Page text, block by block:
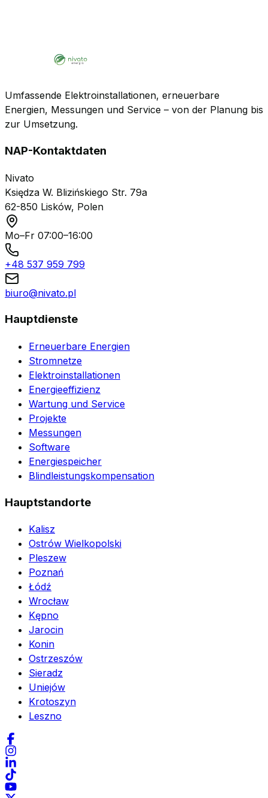
Umfassende Elektroinstallationen, erneuerbare
Energien, Messungen und Service – von der Planung bis
zur Umsetzung.
NAP-Kontaktdaten
Nivato
Księdza W. Blizińskiego Str. 79a
62-850 Lisków, Polen
Mo–Fr 07:00–16:00
+48 537 959 799
biuro@nivato.pl
Hauptdienste
Erneuerbare Energien
Stromnetze
Elektroinstallationen
Energieeffizienz
Wartung und Service
Projekte
Messungen
Software
Energiespeicher
Blindleistungskompensation
Hauptstandorte
Kalisz
Ostrów Wielkopolski
Pleszew
Poznań
Łódź
Wrocław
Kępno
Jarocin
Konin
Ostrzeszów
Sieradz
Uniejów
Krotoszyn
Leszno